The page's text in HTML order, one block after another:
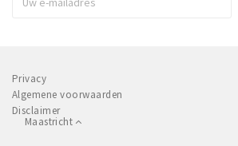
Privacy
Algemene voorwaarden
Disclaimer
Maastricht